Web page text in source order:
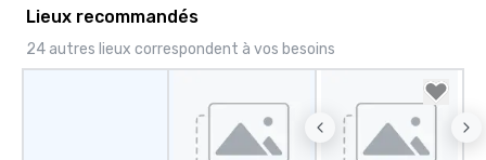
Lieux recommandés
24 autres lieux correspondent à vos besoins